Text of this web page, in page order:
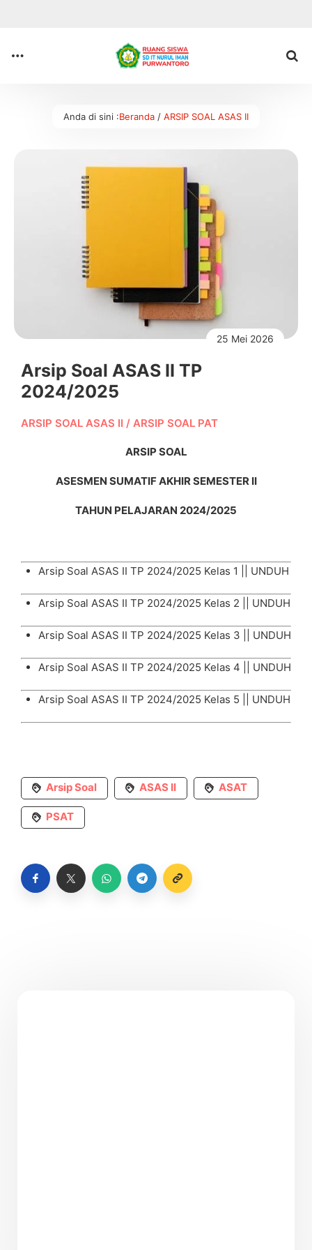
Anda di sini :Beranda / ARSIP SOAL ASAS II
25 Mei 2026
Arsip Soal ASAS II TP
2024/2025
ARSIP SOAL ASAS II / ARSIP SOAL PAT
ARSIP SOAL
ASESMEN SUMATIF AKHIR SEMESTER II
TAHUN PELAJARAN 2024/2025
Arsip Soal ASAS II TP 2024/2025 Kelas 1 || UNDUH
Arsip Soal ASAS II TP 2024/2025 Kelas 2 || UNDUH
Arsip Soal ASAS II TP 2024/2025 Kelas 3 || UNDUH
Arsip Soal ASAS II TP 2024/2025 Kelas 4 || UNDUH
Arsip Soal ASAS II TP 2024/2025 Kelas 5 || UNDUH
Arsip Soal ASAS II ASAT
PSAT